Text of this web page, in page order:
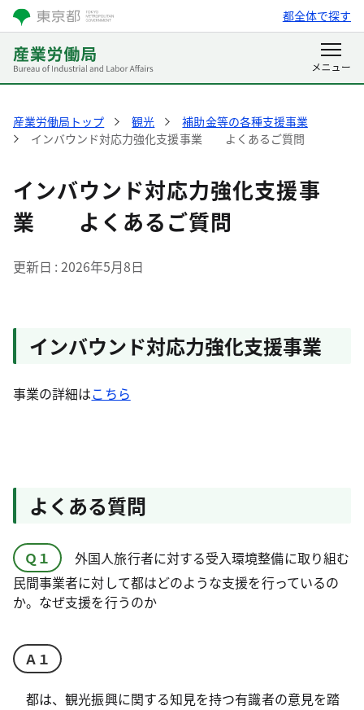
都全体で探す
産業労働局トップ 観光
補助金等の各種支援事業
インバウンド対応力強化支援事業 よくあるご質問
インバウンド対応力強化支援事
業 よくあるご質問
更新日 2026年5月8日
インバウンド対応力強化支援事業
事業の詳細はこちら
よくある質問
Ｑ１
外国人旅行者に対する受入環境整備に取り組む
民間事業者に対して都はどのような支援を行っているの
か。なぜ支援を行うのか
Ａ１
都は、観光振興に関する知見を持つ有識者の意見を踏